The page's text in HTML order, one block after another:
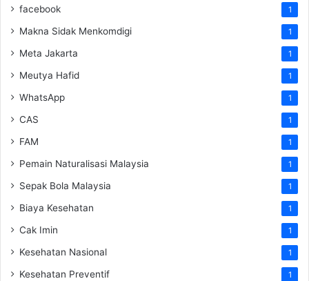
facebook 1
Makna Sidak Menkomdigi 1
Meta Jakarta 1
Meutya Hafid 1
WhatsApp 1
CAS 1
FAM 1
Pemain Naturalisasi Malaysia 1
Sepak Bola Malaysia 1
Biaya Kesehatan 1
Cak Imin 1
Kesehatan Nasional 1
Kesehatan Preventif 1